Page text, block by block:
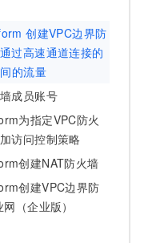
创建VPC边界防
过高速通道连接的
的流量
成员账号
为指定VPC防火
访问控制策略
创建NAT防火墙
创建VPC边界防
（企业版）